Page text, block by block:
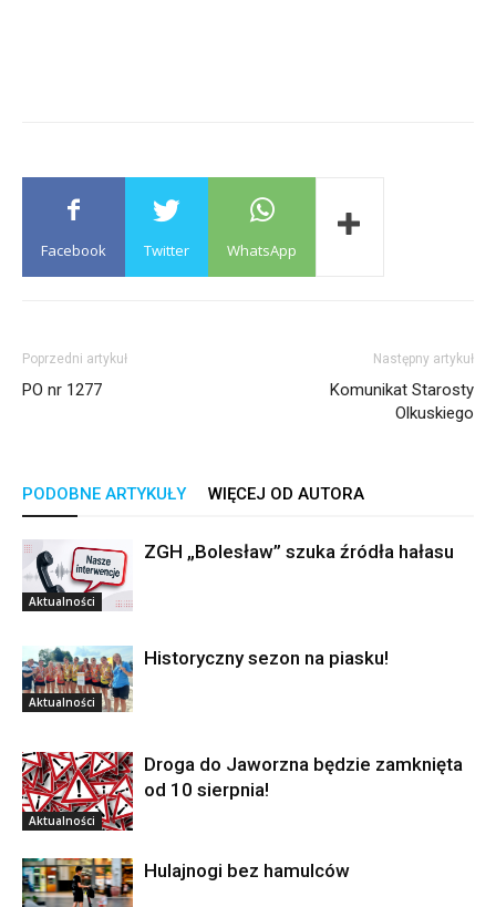
Facebook Twitter WhatsApp
Poprzedni artykuł
PO nr 1277
Następny artykuł
Komunikat Starosty
Olkuskiego
PODOBNE ARTYKUŁY WIĘCEJ OD AUTORA
Aktualności
ZGH „Bolesław” szuka źródła hałasu
Aktualności
Historyczny sezon na piasku!
Aktualności
Droga do Jaworzna będzie zamknięta
od 10 sierpnia!
Hulajnogi bez hamulców